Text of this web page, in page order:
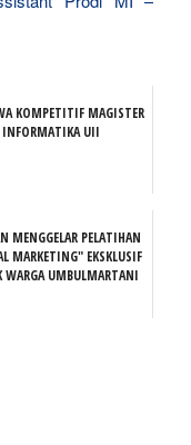
KOMPETITIF MAGISTER
INFORMATIKA UII
MENGGELAR PELATIHAN
MARKETING" EKSKLUSIF
WARGA UMBULMARTANI